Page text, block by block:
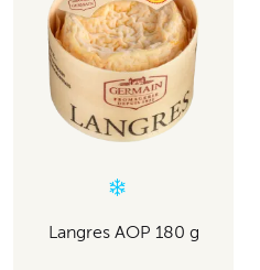
Langres AOP 180 g